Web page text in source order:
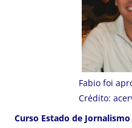
Fabio foi
Crédito:
Curso Estado de